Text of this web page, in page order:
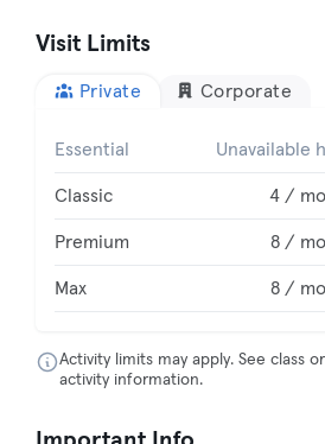
Visit Limits
Private Corporate
Essential Unavailable
Classic 4 /
Premium 8 /
Max 8 /
Activity limits may apply. See class or
activity information.